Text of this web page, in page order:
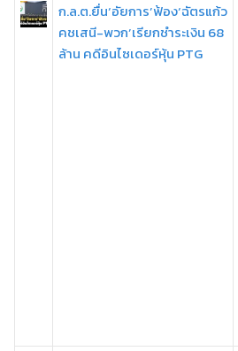
ก.ล.ต.ยื่น‘อัยการ’ฟ้อง‘ฉัตรแก้ว
คชเสนี-พวก’เรียกชำระเงิน 68
ล้าน คดีอินไซเดอร์หุ้น PTG